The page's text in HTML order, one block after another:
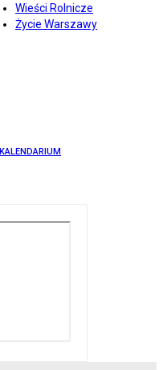
Wieści Rolnicze
Życie Warszawy
KALENDARIUM